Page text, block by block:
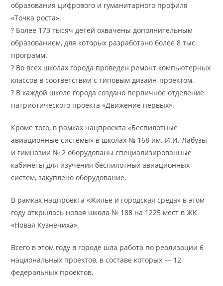
образования цифрового и гуманитарного профиля
«Точка роста».
? Более 173 тысяч детей охвачены дополнительным
образованием, для которых разработано более 8 тыс.
программ.
? Во всех школах города проведен ремонт компьютерных
классов в соответствии с типовым дизайн-проектом.
? В каждой школе города создано первичное отделение
патриотического проекта «Движение первых».
Кроме того, в рамках нацпроекта «Беспилотные
авиационные системы» в школах № 168 им. И.И. Лабузы
и гимназии № 2 оборудованы специализированные
кабинеты для изучения беспилотных авиационных
систем, закуплено оборудование.
В рамках нацпроекта «Жильё и городская среда» в этом
году открылась новая школа № 188 на 1225 мест в ЖК
«Новая Кузнечиха».
Всего в этом году в городе шла работа по реализации 6
национальных проектов, в составе которых — 12
федеральных проектов.